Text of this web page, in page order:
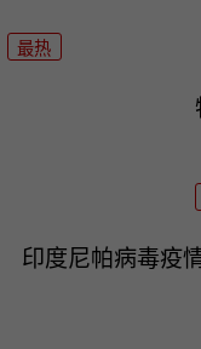
最热
印度尼帕病毒疫